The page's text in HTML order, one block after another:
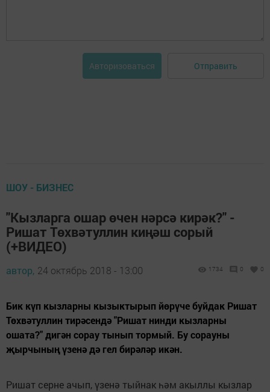
Авторизоваться Отправить
ШОУ - БИЗНЕС
"Кызларга ошар өчен нәрсә кирәк?" -
Ришат Төхвәтуллин киңәш сорый
(+ВИДЕО)
автор, 24 октябрь 2018 - 13:00 1734 0 0
Бик күп кызларны кызыктырып йөрүче буйдак Ришат
Төхвәтуллин тирәсендә "Ришат нинди кызларны
ошата?" дигән сорау тынып тормый. Бу сорауны
җырчының үзенә дә гел бирәләр икән.
Ришат серне ачып, үзенә тыйнак һәм акыллы кызлар